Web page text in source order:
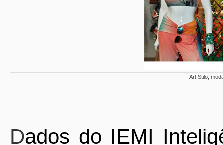
Art Stilo;
Dados do IEMI